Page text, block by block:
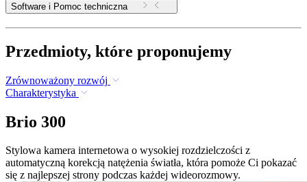
Software i Pomoc techniczna
Przedmioty, które proponujemy
Zrównoważony rozwój
Charakterystyka
Brio 300
Stylowa kamera internetowa o wysokiej rozdzielczości z
automatyczną korekcją natężenia światła, która pomoże Ci pokazać
się z najlepszej strony podczas każdej wideorozmowy.